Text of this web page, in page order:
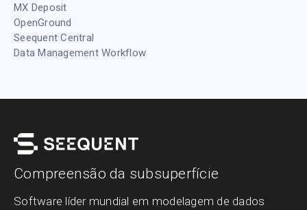
MX Deposit
OpenGround
Seequent Central
Data Management Workflow
Compreensão da subsuperfície
Software líder mundial em modelagem de dados